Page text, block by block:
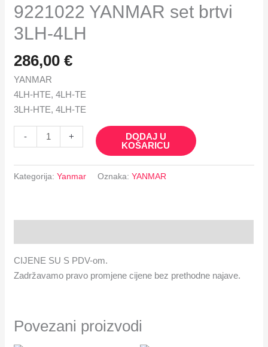
9221022 YANMAR set brtvi
3LH-4LH
286,00€
YANMAR
4LH-HTE, 4LH-TE
3LH-HTE, 4LH-TE
-
4LH
+
DODAJ U
KOŠARICU
Kategorija:Yanmar Oznaka:YANMAR
CIJENE SU S PDV-om.
Zadržavamo pravo promjene cijene bez prethodne najave.
Povezani proizvodi